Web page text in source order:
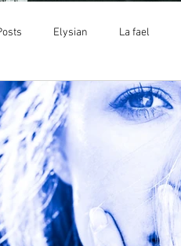
Elysian La fael